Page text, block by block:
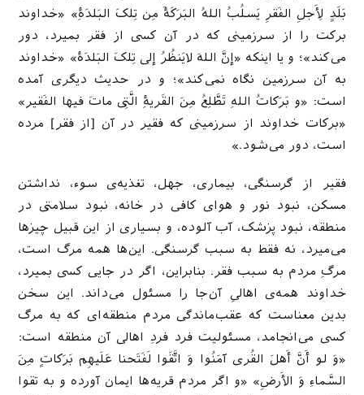
بَلَدٍ لِأَجلِ الفَقرِ یَسلُبُ اللهُ البَرَکَۀَ مِن تِلکَ البَلدَۀِ» «خداوند
برکت را از سرزمینی که در آن کسی از فقر بمیرد، دور
می‌کند»؛ و یا اینکه «إنَّ اللهَ لایَنظُرُ إلی تِلکَ البَلدَۀ» «خداوند
به آن سرزمین نگاه نمی‌کند»؛ و در حدیث دیگری آمده
است: «و بَرَکاتُ اللهِ تَطَّلِعُ مِنَ القَریۀِ الَّتِی ماتَ فیها الفَقیر»
«برکات خداوند از سرزمینی که فقیر در آن [از فقر] مرده
است، دور می‌شود.»
فقیر از گرسنگی، بیماری، جهل، تغذیه‌ی سوء، نداشتن
مسکن، نبود نور و هوای کافی در خانه، نبود سلامتی در
منطقه، نبود پزشک، آب آلوده، و بسیاری از این قبیل چیزها
می‌میرد، نه فقط به سبب گرسنگی. این‌ها همه مرگ است،
مرگِ مردم به سبب فقر. بنابراین، اگر در جایی کسی بمیرد،
خداوند همه‌ی اهالیِ آن‌جا را مسئول می‌داند. این سخن
بدین معناست که عقب‌ماندگی مردم منطقه‌ای که به مرگ
کسی می‌انجامد، مسئولیت فرد فردِ اهالی آن منطقه است:
«وَ لو أَنَّ أَهلَ القُری آمَنُوا وَ اتَّقَوا لَفَتَحنا عَلَیهِم بَرَکاتٍ مِنَ
السَّماءِ وَ الأَرضِ» «و اگر مردم قریه‌ها ایمان آورده و به تقوا